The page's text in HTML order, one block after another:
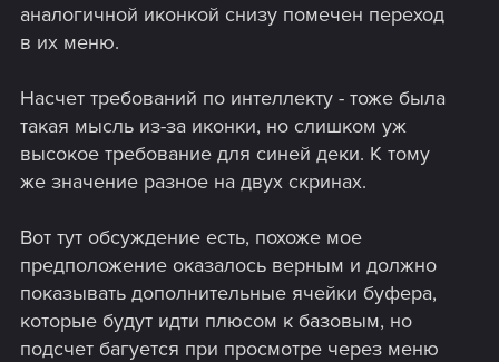
аналогичной иконкой снизу помечен переход
в их меню.
Насчет требований по интеллекту - тоже была
такая мысль из-за иконки, но слишком уж
высокое требование для синей деки. К тому
же значение разное на двух скринах.
Вот тут обсуждение есть, похоже мое
предположение оказалось верным и должно
показывать дополнительные ячейки буфера,
которые будут идти плюсом к базовым, но
подсчет багуется при просмотре через меню